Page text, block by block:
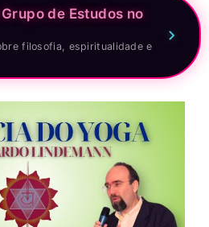
de Estudos no
filosofia, espiritualidade e